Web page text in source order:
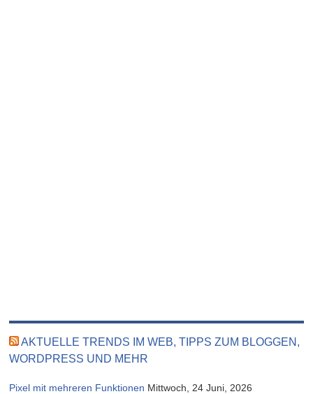
AKTUELLE TRENDS IM WEB, TIPPS ZUM BLOGGEN,
WORDPRESS UND MEHR
Pixel mit mehreren Funktionen Mittwoch, 24 Juni, 2026